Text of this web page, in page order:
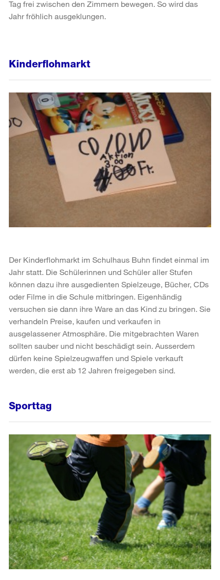
Tag frei zwischen den Zimmern bewegen. So wird das
Jahr fröhlich ausgeklungen.
Kinderflohmarkt
Der Kinderflohmarkt im Schulhaus Buhn findet einmal im
Jahr statt. Die Schülerinnen und Schüler aller Stufen
können dazu ihre ausgedienten Spielzeuge, Bücher, CDs
oder Filme in die Schule mitbringen. Eigenhändig
versuchen sie dann ihre Ware an das Kind zu bringen. Sie
verhandeln Preise, kaufen und verkaufen in
ausgelassener Atmosphäre. Die mitgebrachten Waren
sollten sauber und nicht beschädigt sein. Ausserdem
dürfen keine Spielzeugwaffen und Spiele verkauft
werden, die erst ab 12 Jahren freigegeben sind.
Sporttag